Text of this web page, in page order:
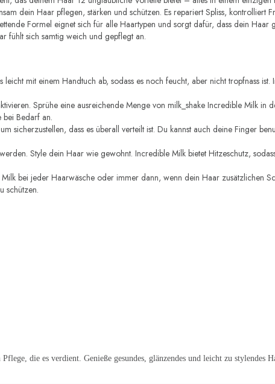
dein Haar pflegen, stärken und schützen. Es repariert Spliss, kontrolliert
Formel eignet sich für alle Haartypen und sorgt dafür, dass dein Haar
fühlt sich samtig weich und gepflegt an.
mit einem Handtuch ab, sodass es noch feucht, aber nicht tropfnass
Sprühe eine ausreichende Menge von milk_shake Incredible Milk
bei Bedarf an.
sicherzustellen, dass es überall verteilt ist. Du kannst auch deine Finger
Style dein Haar wie gewohnt. Incredible Milk bietet Hitzeschutz,
bei jeder Haarwäsche oder immer dann, wenn dein Haar zusätzlichen
schützen.
die es verdient. Genieße gesundes, glänzendes und leicht zu stylendes